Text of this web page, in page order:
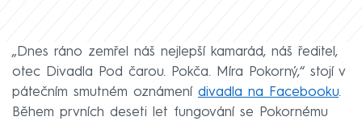
„Dnes ráno zemřel náš nejlepší kamarád, náš ředitel,
otec Divadla Pod čarou. Pokča. Míra Pokorný,“ stojí v
pátečním smutném oznámení divadla na Facebooku.
Během prvních deseti let fungování se Pokornému